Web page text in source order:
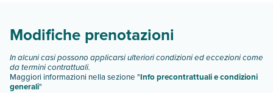
Modifiche prenotazioni
In alcuni casi possono applicarsi ulteriori condizioni ed eccezioni come
da termini contrattuali.
Maggiori informazioni nella sezione "Info precontrattuali e condizioni
generali"